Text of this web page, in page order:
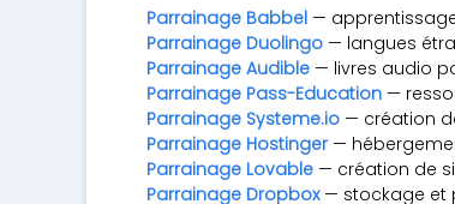
Parrainage Babbel —
Parrainage Duolingo — langues
Parrainage Audible — livres audio
Parrainage Pass-Education —
Parrainage Systeme.io — création
Parrainage Hostinger—
Parrainage Lovable — création de
Parrainage Dropbox— stockage et